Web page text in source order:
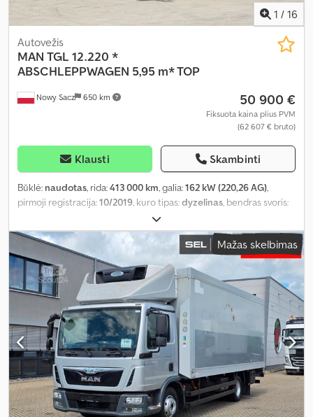
1 / 16
Nowy Sacz 650 km
Autovežis
MAN TGL 12.220 *
ABSCHLEPPWAGEN 5,95 m* TOP
50 900 €
Fiksuota kaina plius PVM
(62 607 € bruto)
Klausti Skambinti
Būklė: naudotas, rida:413 000 km, galia:162 kW (220,26 AG),
pirmoji registracija:10/2019, kuro tipas:dyzelinas, bendras svoris:
2 ašys
raudona, pavaros tipas:automatinis, krovimo vietos ilgis:5 950
, krovinių skyriaus plotis:2 300 mm , krovos erdvės aukštis:
1 050 mm
, Gamybos metai: 2019 , Įranga:
ABS, kranas, oro
kondicionavimas
Mažas skelbimas